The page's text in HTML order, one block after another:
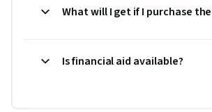
What will I get if I purchase
Is financial aid available?